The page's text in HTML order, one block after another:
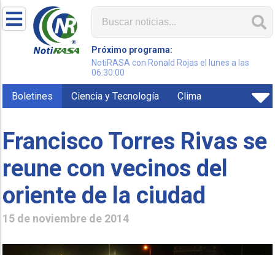
Próximo programa:
NotiRASA con Ronald Rojas el lunes a las
06:30:00
Boletines Ciencia y Tecnología Clima
Francisco Torres Rivas se
reune con vecinos del
oriente de la ciudad
15 de noviembre de 2014